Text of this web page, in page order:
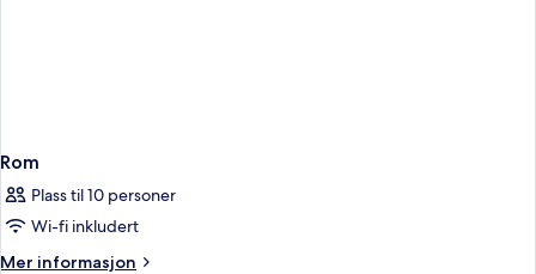
Rom
Plass til 10 personer
Wi-fi inkludert
Mer informasjon
Mer